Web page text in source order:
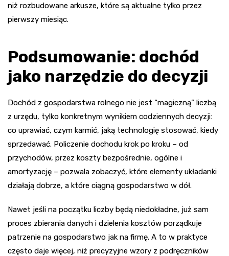
niż rozbudowane arkusze, które są aktualne tylko przez
pierwszy miesiąc.
Podsumowanie: dochód
jako narzędzie do decyzji
Dochód z gospodarstwa rolnego nie jest “magiczną” liczbą
z urzędu, tylko konkretnym wynikiem codziennych decyzji:
co uprawiać, czym karmić, jaką technologię stosować, kiedy
sprzedawać. Policzenie dochodu krok po kroku – od
przychodów, przez koszty bezpośrednie, ogólne i
amortyzację – pozwala zobaczyć, które elementy układanki
działają dobrze, a które ciągną gospodarstwo w dół.
Nawet jeśli na początku liczby będą niedokładne, już sam
proces zbierania danych i dzielenia kosztów porządkuje
patrzenie na gospodarstwo jak na firmę. A to w praktyce
często daje więcej, niż precyzyjne wzory z podręczników